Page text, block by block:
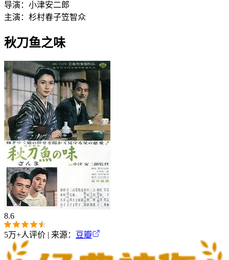
导演： 小津安二郎
主演： 杉村春子笠智众
秋刀鱼之味
8.6
5万+人评价 | 来源： 豆瓣